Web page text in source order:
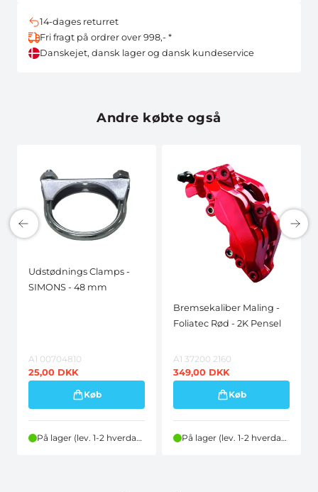
14-dages returret
Fri fragt på ordrer over 998,- *
Danskejet, dansk lager og dansk kundeservice
Andre købte også
Udstødnings Clamps -
SIMONS - 48 mm
A1 00704810
25,00 DKK
Køb
På lager (lev. 1-2 hverdage)
Bremsekaliber Maling -
Foliatec Rød - 2K Pensel
A1 37200 2160
349,00 DKK
Køb
På lager (lev. 1-2 hverdage)